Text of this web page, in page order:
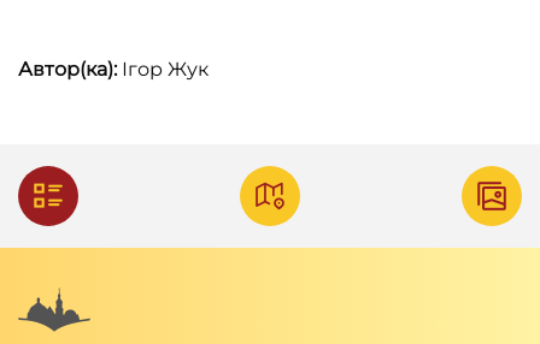
Автор(ка):Ігор Жук